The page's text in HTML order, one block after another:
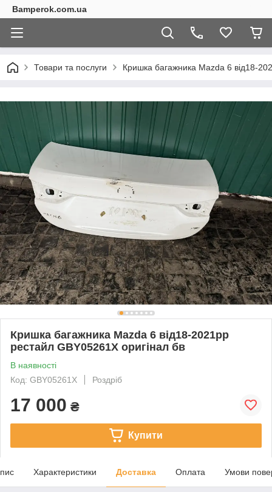
Bamperok.com.ua
Товари та послуги Кришка багажника Mazda 6 від18-
Кришка багажника Mazda 6 від18-2021рр
рестайл GBY05261X оригінал бв
В наявності
Код: GBY05261X
Роздріб
17 000 ₴
Купити
Характеристики Доставка Оплата Умови